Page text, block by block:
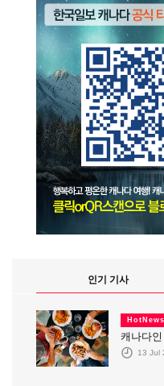
인기 기사
HotNews
캐나다
13 Jul